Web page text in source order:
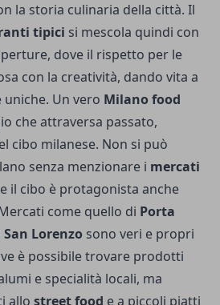
la storia culinaria della città. Il
tipici si mescola quindi con
dove il rispetto per le
con la creatività, dando vita a
Un vero Milano food
che attraversa passato,
cibo milanese. Non si può
senza menzionare i mercati
il cibo è protagonista anche
come quello di Porta
San Lorenzo sono veri e propri
è possibile trovare prodotti
e specialità locali, ma
allo street food e a piccoli piatti